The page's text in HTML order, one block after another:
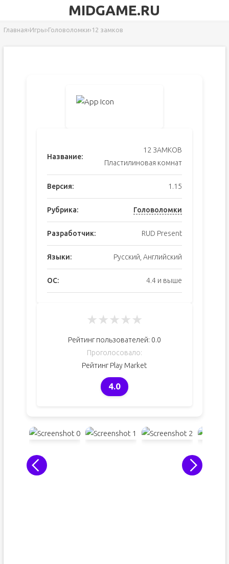
MIDGAME.RU
Главная›Игры›Головоломки› 12 замков
Название:
12 ЗАМКОВ
Пластилиновая комнат
Версия: 1.15
Рубрика: Головоломки
Разработчик: RUD Present
Языки: Русский, Английский
ОС: 4.4 и выше
★★★★★
Рейтинг пользователей: 0.0
Проголосовало:
Рейтинг Play Market
4.0